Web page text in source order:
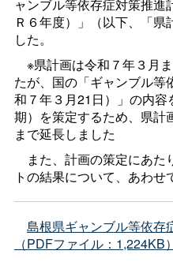
ャンブル等依存症対策推進
Ｒ６年度）」（以下、「県
した。
※県計画は令和７年３月
たが、国の「ギャンブル等
和７年３月21日）」の内容
期）を策定するため、県計
まで延長しました
また、計画の策定にあた
トの結果について、あわせ
島根県ギャンブル等依存
（PDFファイル：1,224KB）